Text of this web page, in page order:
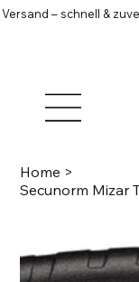
– schnell &
Home >
Secunorm Mizar